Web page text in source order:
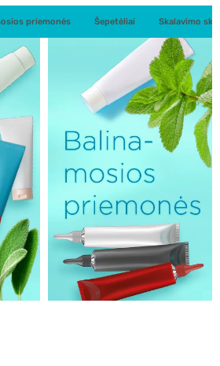
priemonės Šepetėliai Skalavimo